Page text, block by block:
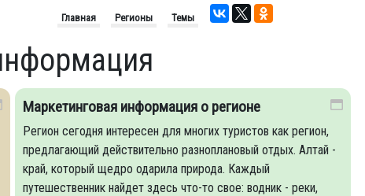
Главная Регионы Темы
Маркетинговая информация о регионе
Регион сегодня интересен для многих туристов как регион,
предлагающий действительно разноплановый отдых. Алтай -
край, который щедро одарила природа. Каждый
путешественник найдет здесь что-то свое: водник - реки,